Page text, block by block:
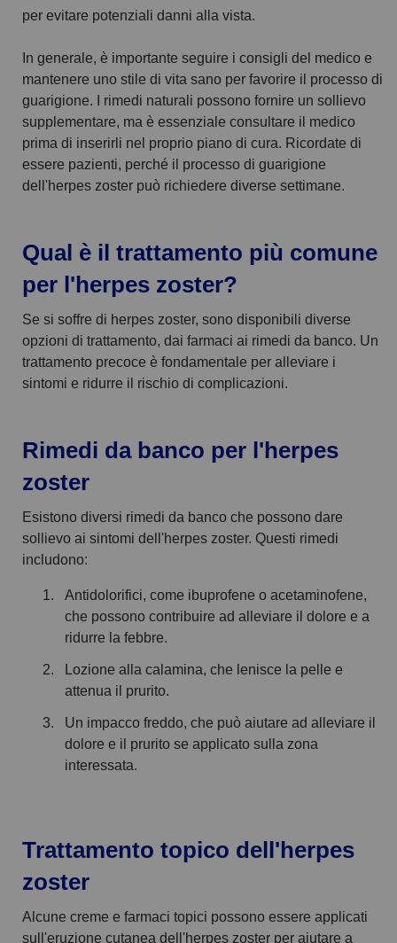
per evitare potenziali danni alla vista.
In generale, è importante seguire i consigli del medico e
mantenere uno stile di vita sano per favorire il processo di
guarigione. I rimedi naturali possono fornire un sollievo
supplementare, ma è essenziale consultare il medico
prima di inserirli nel proprio piano di cura. Ricordate di
essere pazienti, perché il processo di guarigione
dell'herpes zoster può richiedere diverse settimane.
Qual è il trattamento più comune
per l'herpes zoster?
Se si soffre di herpes zoster, sono disponibili diverse
opzioni di trattamento, dai farmaci ai rimedi da banco. Un
trattamento precoce è fondamentale per alleviare i
sintomi e ridurre il rischio di complicazioni.
Rimedi da banco per l'herpes
zoster
Esistono diversi rimedi da banco che possono dare
sollievo ai sintomi dell'herpes zoster. Questi rimedi
includono:
Antidolorifici, come ibuprofene o acetaminofene,
che possono contribuire ad alleviare il dolore e a
ridurre la febbre.
Lozione alla calamina, che lenisce la pelle e
attenua il prurito.
Un impacco freddo, che può aiutare ad alleviare il
dolore e il prurito se applicato sulla zona
interessata.
Trattamento topico dell'herpes
zoster
Alcune creme e farmaci topici possono essere applicati
sull'eruzione cutanea dell'herpes zoster per aiutare a